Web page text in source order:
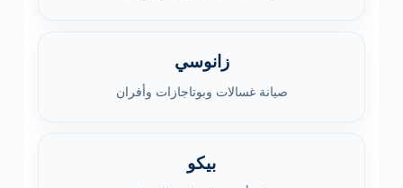
زانوسي
صيانة غسالات وبوتاجازات وأفران
بيكو